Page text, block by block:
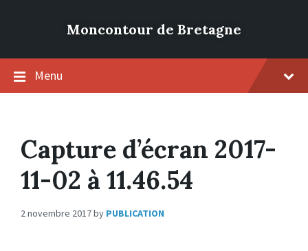
Moncontour de Bretagne
Menu
Capture d’écran 2017-
11-02 à 11.46.54
2 novembre 2017by PUBLICATION